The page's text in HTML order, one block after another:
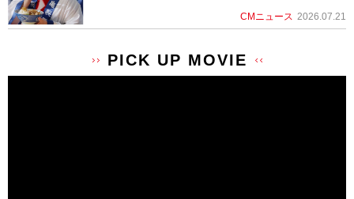
CMニュース 2026.07.21
PICK UP MOVIE